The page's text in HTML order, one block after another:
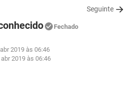
GMAIL
GMAIL
WHATSAPP
EXCEL
WHATSAPP
Seguinte
Fechado
2019 às 06:46
abr 2019 às 06:46